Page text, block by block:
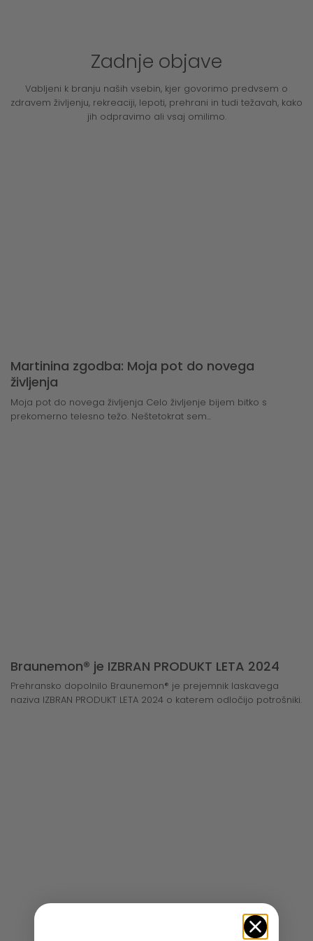
Zadnje objave
Vabljeni k branju naših vsebin, kjer govorimo predvsem o
zdravem življenju, rekreaciji, lepoti, prehrani in tudi težavah, kako
jih odpravimo ali vsaj omilimo.
Martinina zgodba: Moja pot do novega
življenja
Moja pot do novega življenja Celo življenje bijem bitko s
prekomerno telesno težo. Neštetokrat sem...
Braunemon® je IZBRAN PRODUKT LETA 2024
Prehransko dopolnilo Braunemon® je prejemnik laskavega
naziva IZBRAN PRODUKT LETA 2024 o katerem odločijo potrošniki.